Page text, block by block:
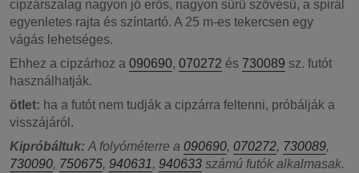
cipzárszalag nagyon jó erős, nagyon sűrű szövésű, a spirál
egyenletes rajta és színtartó. A 25 m-es tekercsen egy
vágás lehetséges.
Ehhez a cipzárhoz a 090690, 070272 és 730089 sz. futót
használhatják.
ötlet: ha a futót nem tudják a cipzárra feltenni, próbálják a
visszájáról.
Kipróbáltuk: A folyóméterre a 090690, 070272, 730089,
730090, 750675, 940631, 940633 számú futók alkalmasak.